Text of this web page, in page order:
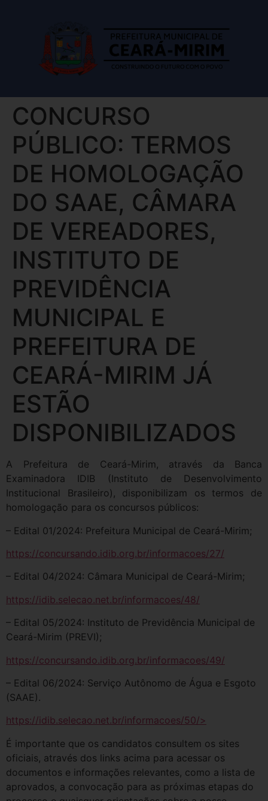
CONCURSO
PÚBLICO: TERMOS
DE HOMOLOGAÇÃO
DO SAAE, CÂMARA
DE VEREADORES,
INSTITUTO DE
PREVIDÊNCIA
MUNICIPAL E
PREFEITURA DE
CEARÁ-MIRIM JÁ
ESTÃO
DISPONIBILIZADOS
A Prefeitura de Ceará-Mirim, através da Banca
Examinadora IDIB (Instituto de Desenvolvimento
Institucional Brasileiro), disponibilizam os termos de
homologação para os concursos públicos:
– Edital 01/2024: Prefeitura Municipal de Ceará-Mirim;
https://concursando.idib.org.br/informacoes/27/
– Edital 04/2024: Câmara Municipal de Ceará-Mirim;
https://idib.selecao.net.br/informacoes/48/
– Edital 05/2024: Instituto de Previdência Municipal de
Ceará-Mirim (PREVI);
https://concursando.idib.org.br/informacoes/49/
– Edital 06/2024: Serviço Autônomo de Água e Esgoto
(SAAE).
https://idib.selecao.net.br/informacoes/50/>
É importante que os candidatos consultem os sites
oficiais, através dos links acima para acessar os
documentos e informações relevantes, como a lista de
aprovados, a convocação para as próximas etapas do